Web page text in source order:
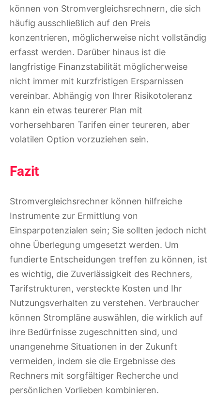
können von Stromvergleichsrechnern, die sich
häufig ausschließlich auf den Preis
konzentrieren, möglicherweise nicht vollständig
erfasst werden. Darüber hinaus ist die
langfristige Finanzstabilität möglicherweise
nicht immer mit kurzfristigen Ersparnissen
vereinbar. Abhängig von Ihrer Risikotoleranz
kann ein etwas teurerer Plan mit
vorhersehbaren Tarifen einer teureren, aber
volatilen Option vorzuziehen sein.
Fazit
Stromvergleichsrechner können hilfreiche
Instrumente zur Ermittlung von
Einsparpotenzialen sein; Sie sollten jedoch nicht
ohne Überlegung umgesetzt werden. Um
fundierte Entscheidungen treffen zu können, ist
es wichtig, die Zuverlässigkeit des Rechners,
Tarifstrukturen, versteckte Kosten und Ihr
Nutzungsverhalten zu verstehen. Verbraucher
können Strompläne auswählen, die wirklich auf
ihre Bedürfnisse zugeschnitten sind, und
unangenehme Situationen in der Zukunft
vermeiden, indem sie die Ergebnisse des
Rechners mit sorgfältiger Recherche und
persönlichen Vorlieben kombinieren.